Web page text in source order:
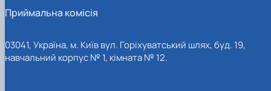
Приймальна комісія
03041, Україна, м. Київ вул. Горіхуватський шлях, буд. 19,
навчальний корпус № 1, кімната № 12.